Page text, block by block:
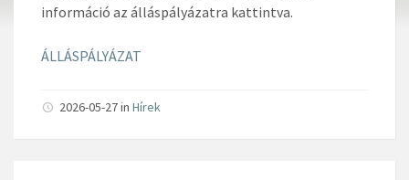
információ az álláspályázatra kattintva.
ÁLLÁSPÁLYÁZAT
2026-05-27 in Hírek